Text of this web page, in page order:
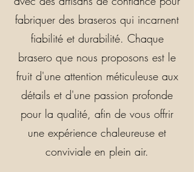
fabriquer des braseros qui incarnent
fiabilité et durabilité. Chaque
brasero que nous proposons est le
fruit d'une attention méticuleuse aux
détails et d'une passion profonde
pour la qualité, afin de vous offrir
une expérience chaleureuse et
conviviale en plein air.